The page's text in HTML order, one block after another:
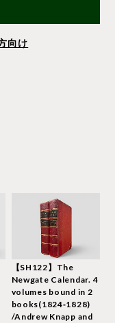
向け
【SH122】The
Newgate Calendar. 4
volumes bound in 2
books(1824‐1828)
/Andrew Knapp and